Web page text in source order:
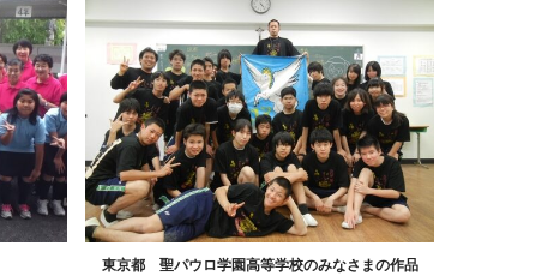
東京都 聖パウロ学園高等学校のみなさまの作品